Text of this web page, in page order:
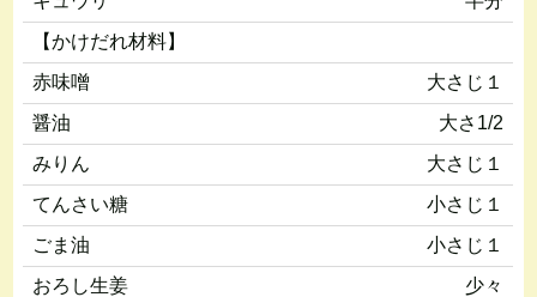
【かけだれ材料】
赤味噌
大さじ１
醤油
大さ1/2
みりん
大さじ１
てんさい糖
小さじ１
ごま油
小さじ１
おろし生姜
少々